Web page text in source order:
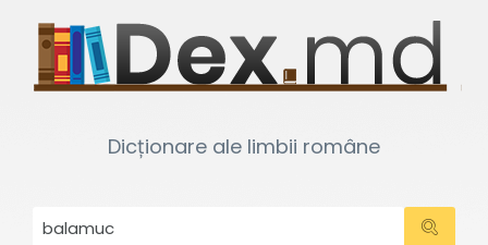
Dicționare ale limbii române